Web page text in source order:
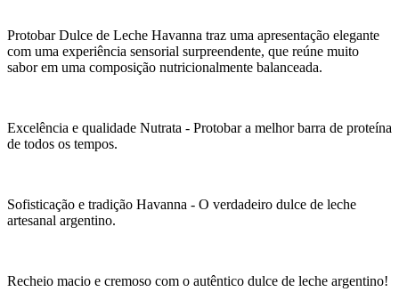
Protobar Dulce de Leche Havanna traz uma apresentação elegante
com uma experiência sensorial surpreendente, que reúne muito
sabor em uma composição nutricionalmente balanceada.
Excelência e qualidade Nutrata - Protobar a melhor barra de proteína
de todos os tempos.
Sofisticação e tradição Havanna - O verdadeiro dulce de leche
artesanal argentino.
Recheio macio e cremoso com o autêntico dulce de leche argentino!